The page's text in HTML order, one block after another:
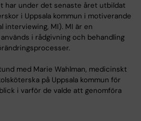
har under det senaste året utbildat
i Uppsala kommun i motiverande
interviewing, MI). MI är en
i rådgivning och behandling
med Marie Wahlman, medicinskt
på Uppsala kommun för
i varför de valde att genomföra